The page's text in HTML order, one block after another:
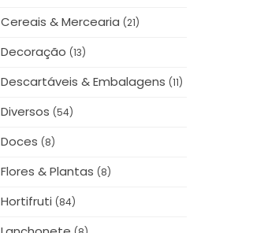
Cereais & Mercearia (21)
Decoração (13)
Descartáveis & Embalagens (11)
Diversos (54)
Doces (8)
Flores & Plantas (8)
Hortifruti (84)
Lanchonete (8)